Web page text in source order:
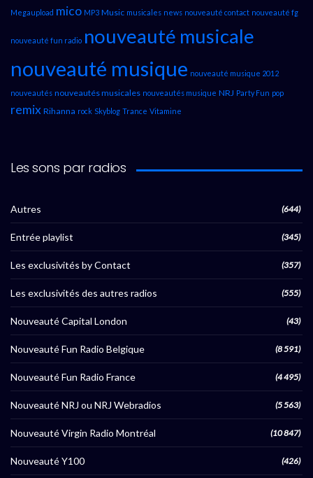
Megaupload mico MP3 Music musicales news nouveauté contact nouveauté fg
nouveauté fun radio nouveauté musicale
nouveauté musique nouveauté musique 2012
nouveautés nouveautés musicales nouveautés musique NRJ Party Fun pop
remix Rihanna rock Skyblog Trance Vitamine
Les sons par radios
Autres (644)
Entrée playlist (345)
Les exclusivités by Contact (357)
Les exclusivités des autres radios (555)
Nouveauté Capital London (43)
Nouveauté Fun Radio Belgique (8 591)
Nouveauté Fun Radio France (4 495)
Nouveauté NRJ ou NRJ Webradios (5 563)
Nouveauté Virgin Radio Montréal (10 847)
Nouveauté Y100 (426)